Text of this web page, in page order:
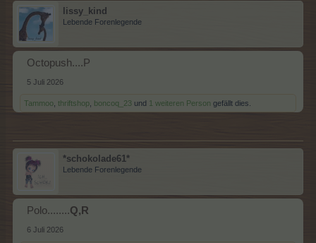
lissy_kind
Lebende Forenlegende
Octopush....P
5 Juli 2026
Tammoo thriftshop boncoq_23 und 1 weiteren Person gefällt dies.
*schokolade61*
Lebende Forenlegende
Polo........Q,R
6 Juli 2026